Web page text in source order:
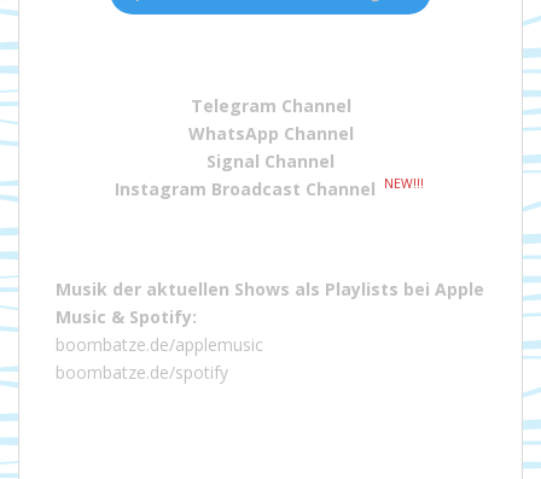
Telegram Channel
WhatsApp Channel
Signal Channel
Instagram Broadcast Channel
NEW!!!
Musik der aktuellen Shows als Playlists bei Apple
Music & Spotify:
boombatze.de/applemusic
boombatze.de/spotify